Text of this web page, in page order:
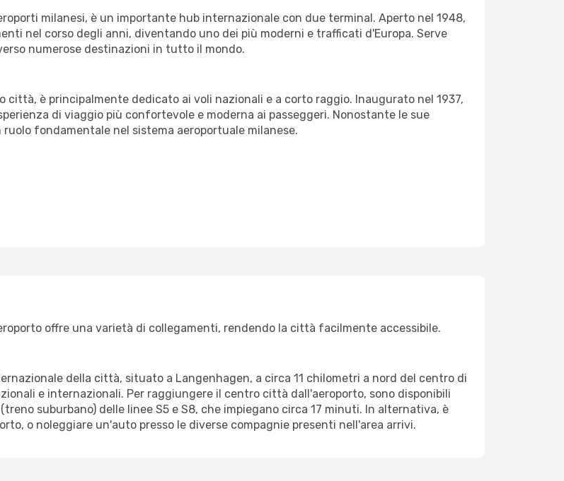
milanesi, è un importante hub internazionale con due terminal. Aperto nel 1948,
nel corso degli anni, diventando uno dei più moderni e trafficati d'Europa. Serve
numerose destinazioni in tutto il mondo.
è principalmente dedicato ai voli nazionali e a corto raggio. Inaugurato nel 1937,
di viaggio più confortevole e moderna ai passeggeri. Nonostante le sue
fondamentale nel sistema aeroportuale milanese.
offre una varietà di collegamenti, rendendo la città facilmente accessibile.
della città, situato a Langenhagen, a circa 11 chilometri a nord del centro di
e internazionali. Per raggiungere il centro città dall'aeroporto, sono disponibili
suburbano) delle linee S5 e S8, che impiegano circa 17 minuti. In alternativa, è
o noleggiare un'auto presso le diverse compagnie presenti nell'area arrivi.